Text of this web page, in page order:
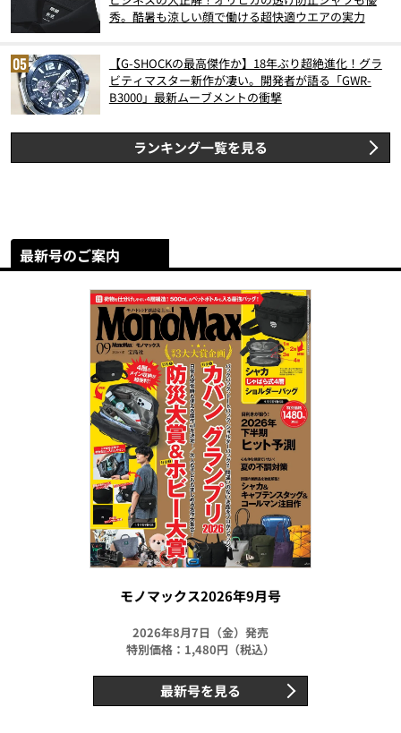
秀。酷暑も涼しい顔で働ける超快適ウエアの実力
【G-SHOCKの最高傑作か】18年ぶり超絶進化！グラ
ビティマスター新作が凄い。開発者が語る「GWR-
B3000」最新ムーブメントの衝撃
ランキング一覧を見る
最新号のご案内
モノマックス2026年9月号
2026年8月7日（金）発売
特別価格：1,480円（税込）
最新号を見る